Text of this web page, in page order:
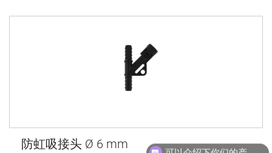
防虹吸接头 Ø 6 mm